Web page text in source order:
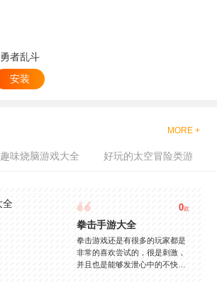
勇者乱斗
安装
MORE +
趣味烧脑游戏大全 好玩的太空冒险类游
0款
拳击手游大全
拳击游戏还是有很多的玩家都是
非常的喜欢尝试的，很是刺激，
并且也是能够发泄心中的不快